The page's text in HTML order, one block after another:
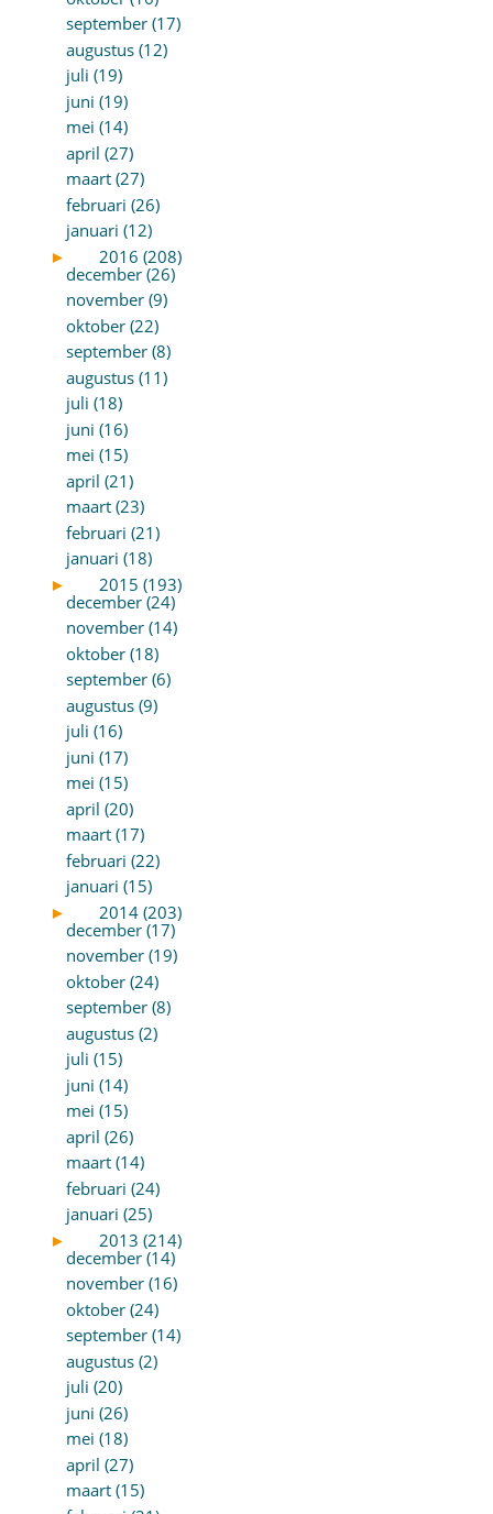
september (17)
augustus (12)
juli (19)
juni (19)
mei (14)
april (27)
maart (27)
februari (26)
januari (12)
►
2016 (208)
december (26)
november (9)
oktober (22)
september (8)
augustus (11)
juli (18)
juni (16)
mei (15)
april (21)
maart (23)
februari (21)
januari (18)
►
2015 (193)
december (24)
november (14)
oktober (18)
september (6)
augustus (9)
juli (16)
juni (17)
mei (15)
april (20)
maart (17)
februari (22)
januari (15)
►
2014 (203)
december (17)
november (19)
oktober (24)
september (8)
augustus (2)
juli (15)
juni (14)
mei (15)
april (26)
maart (14)
februari (24)
januari (25)
►
2013 (214)
december (14)
november (16)
oktober (24)
september (14)
augustus (2)
juli (20)
juni (26)
mei (18)
april (27)
maart (15)